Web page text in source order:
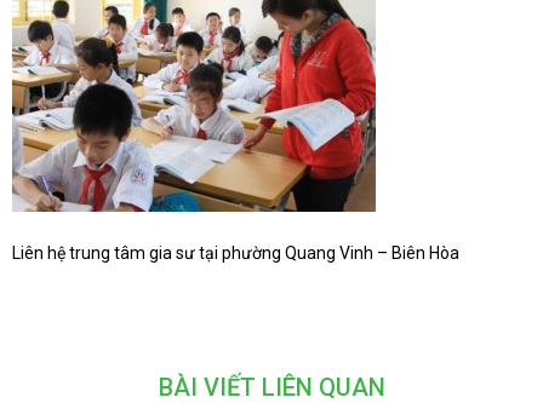
Liên hệ trung tâm gia sư tại phường Quang Vinh – Biên Hòa
BÀI VIẾT LIÊN QUAN